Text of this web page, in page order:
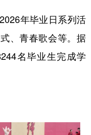
年毕业日系列活
、青春歌会等。据
名毕业生完成学